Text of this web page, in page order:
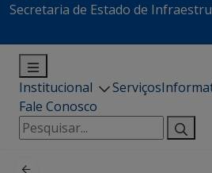
Secretaria de Estado de
Institucional Serviços
Fale Conosco
Pesquisar
por: